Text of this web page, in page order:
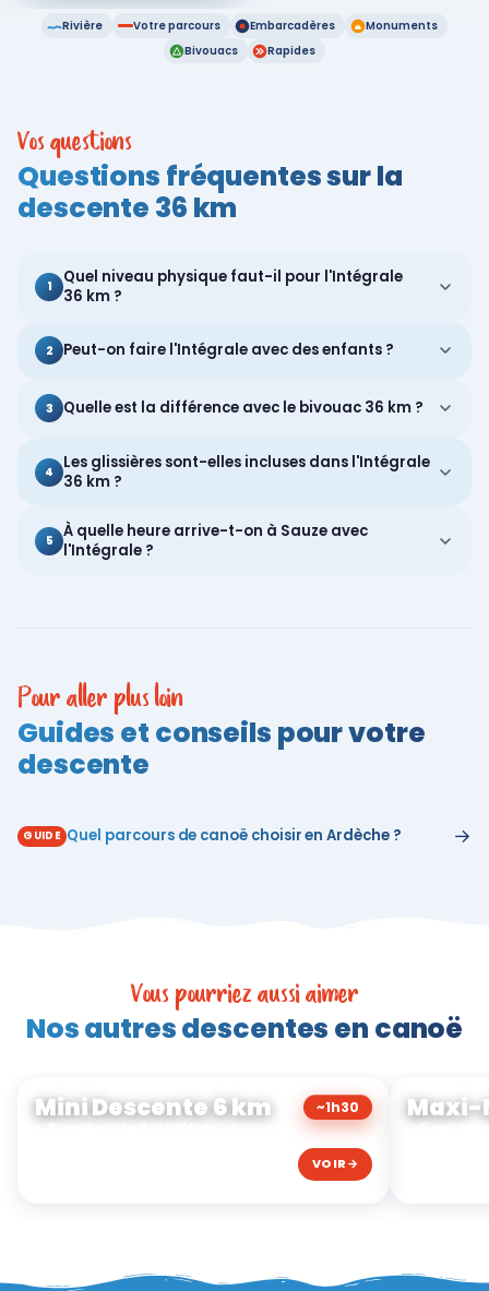
Rivière Votre parcours Embarcadères
Monuments
Bivouacs
Rapides
Vos questions
Questions fréquentes sur la
descente 36 km
1
Quel niveau physique faut-il pour l'Intégrale
36 km ?
2 Peut-on faire l'Intégrale avec des enfants ?
3 Quelle est la différence avec le bivouac 36 km ?
4
Les glissières sont-elles incluses dans l'Intégrale
36 km ?
5
À quelle heure arrive-t-on à Sauze avec
l'Intégrale ?
Pour aller plus loin
Guides et conseils pour votre
descente
GUIDE Quel parcours de canoë choisir en Ardèche ? →
Vous pourriez aussi aimer
Nos autres descentes en canoë
~1h30
Mini Descente 6 km
VOIR→
Maxi-